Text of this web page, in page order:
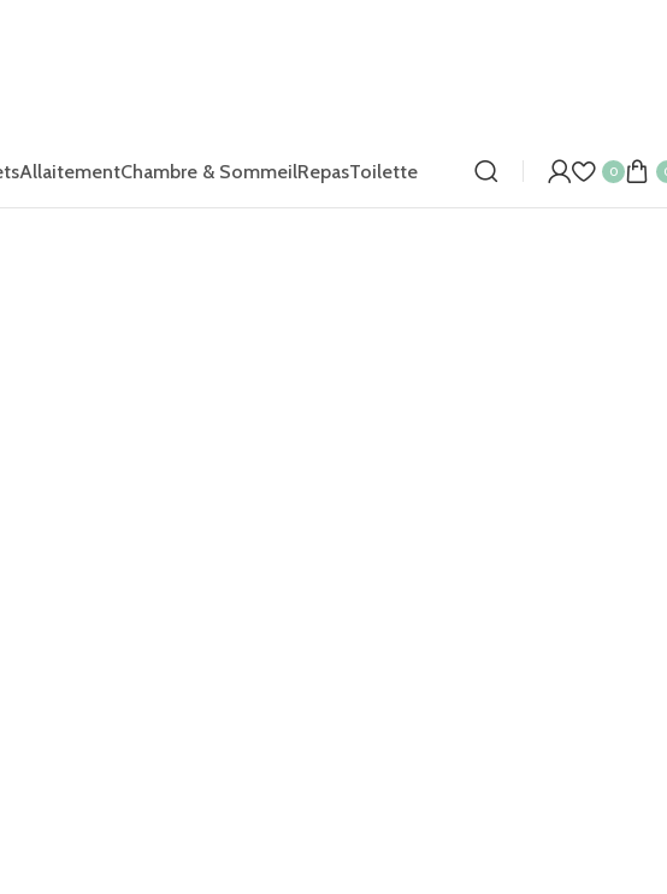
AllaitementChambre & SommeilRepasToilette 0